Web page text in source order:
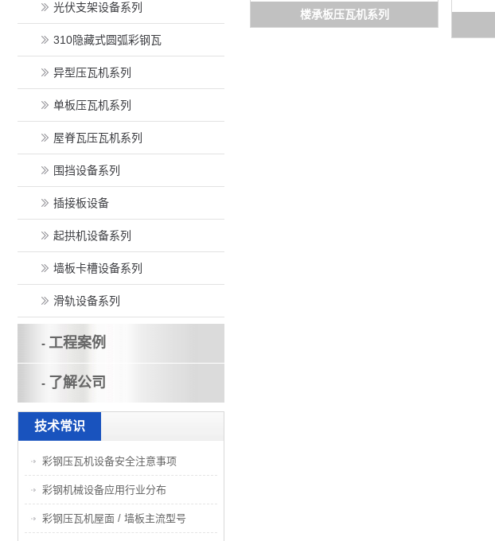
楼承板压瓦机系列
光伏支架设备系列
310隐藏式圆弧彩钢瓦
异型压瓦机系列
单板压瓦机系列
屋脊瓦压瓦机系列
围挡设备系列
插接板设备
起拱机设备系列
墙板卡槽设备系列
滑轨设备系列
- 工程案例
- 了解公司
技术常识
彩钢压瓦机设备安全注意事项
彩钢机械设备应用行业分布
彩钢压瓦机屋面 / 墙板主流型号